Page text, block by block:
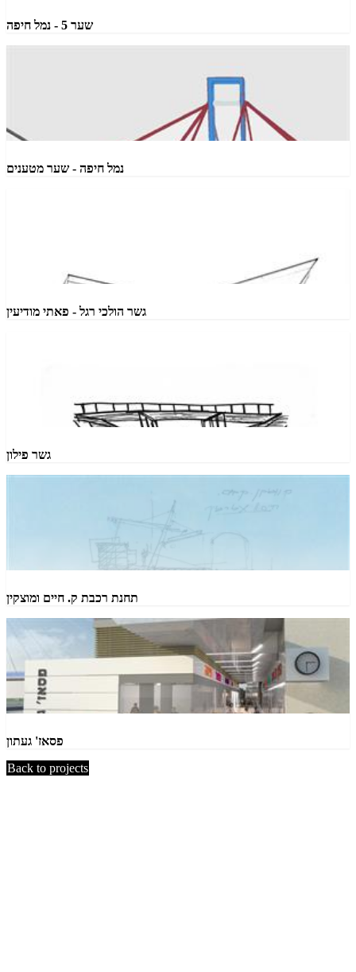
שער 5 - נמל חיפה
נמל חיפה - שער מטענים
גשר הולכי רגל - פאתי מודיעין
גשר פילון
תחנת רכבת ק. חיים ומוצקין
פסאז' געתון
Back to projects